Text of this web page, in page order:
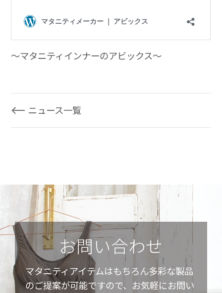
～マタニティインナーのアビックス～
ニュース一覧
お問い合わせ
マタニティアイテムはもちろん多彩な製品
のご提案が可能ですので、お気軽にお問い